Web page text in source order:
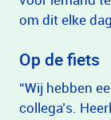
om dit elke
Op de fiets
“Wij hebben
collega’s.